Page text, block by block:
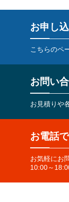
お申し
こちらのペ
お問い
お見積りや
お電話
お気軽にお
10:00～